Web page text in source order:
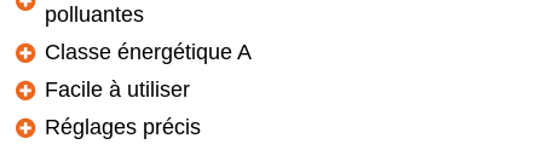
polluantes
Classe énergétique A
Facile à utiliser
Réglages précis